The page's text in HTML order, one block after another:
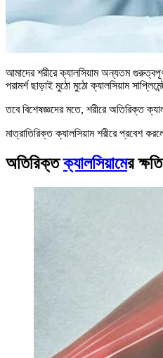
আমাদের শরীরে ক্যালসিয়াম অন্যতম
পরামর্শ ছাড়াই মুঠো মুঠো ক্যালসিয়াম
তবে বিশেষজ্ঞদের মতে, শরীরে অতিরিক্ত
মাত্রাতিরিক্ত ক্যালসিয়াম শরীরে প্রবেশ
অতিরিক্তক্যালসিয়ামের